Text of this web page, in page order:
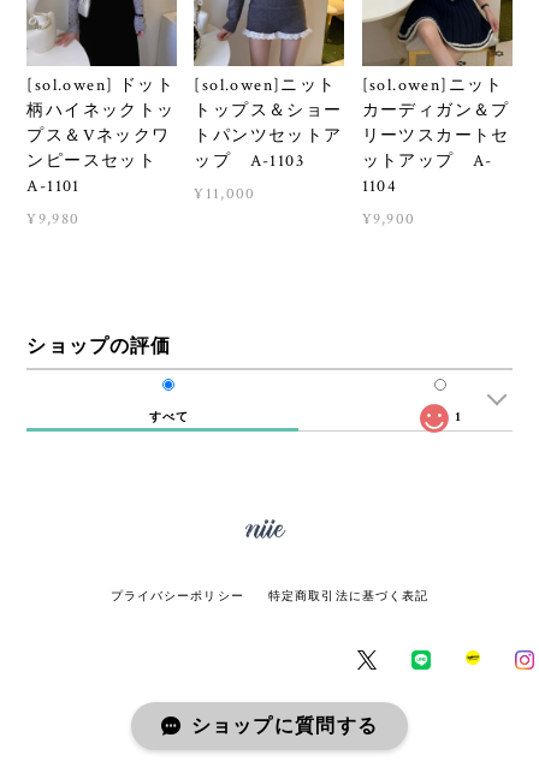
[sol.owen] ドット
柄ハイネックトッ
プス＆Vネックワ
ンピースセット
A-1101
¥9,980
[sol.owen]ニット
トップス＆ショー
トパンツセットア
ップ A-1103
¥11,000
[sol.owen]ニット
カーディガン＆プ
リーツスカートセ
ットアップ A-
1104
¥9,900
ショップの評価
すべて 1
プライバシーポリシー 特定商取引法に基づく表記
© miie online store All rights reserved.
ショップに質問する